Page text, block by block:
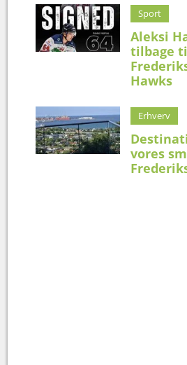
Sport
Aleksi
tilbage
Hawks
Erhverv
vores